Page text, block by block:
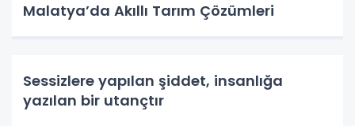
Malatya’da Akıllı Tarım Çözümleri
Sessizlere yapılan şiddet, insanlığa
yazılan bir utançtır